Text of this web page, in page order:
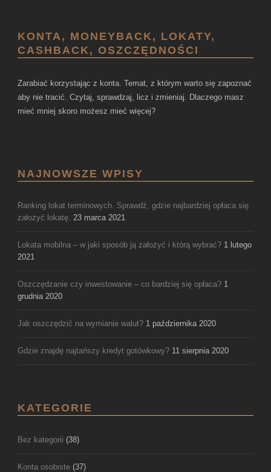
KONTA, MONEYBACK, LOKATY,
CASHBACK, OSZCZĘDNOŚCI
Zarabiać korzystając z konta. Temat, z którym warto się zapoznać
aby nie tracić. Czytaj, sprawdzaj, licz i zmieniaj. Dlaczego masz
mieć mniej skoro możesz mieć więcej?
NAJNOWSZE WPISY
Ranking lokat terminowych. Sprawdź, gdzie najbardziej opłaca się
założyć lokatę. 23 marca 2021
Lokata mobilna – w jaki sposób ją założyć i którą wybrać? 1 lutego
2021
Oszczędzanie czy inwestowanie – co bardziej się opłaca? 1
grudnia 2020
Jak oszczędzić na wymianie walut? 1 października 2020
Gdzie znajdę najtańszy kredyt gotówkowy? 11 sierpnia 2020
KATEGORIE
Bez kategorii (38)
Konta osobiste (37)